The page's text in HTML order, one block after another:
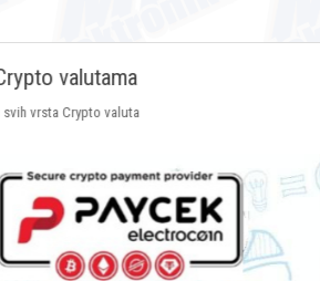
valutama
Crypto valuta